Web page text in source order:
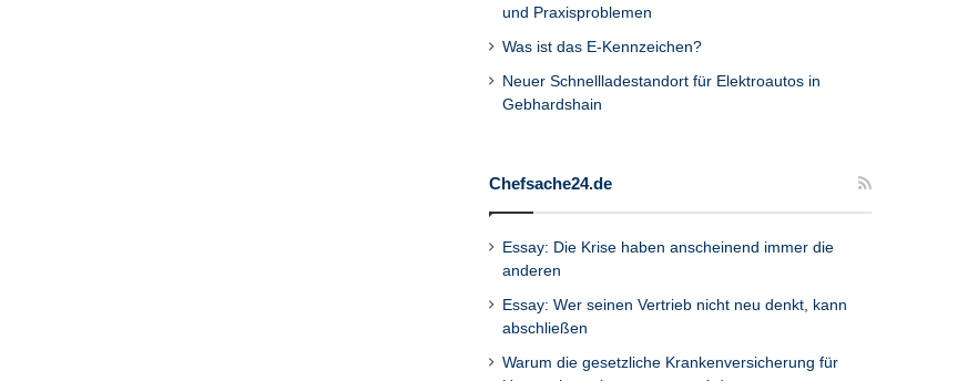
und Praxisproblemen
Was ist das E-Kennzeichen?
Neuer Schnellladestandort für Elektroautos in
Gebhardshain
Chefsache24.de
Essay: Die Krise haben anscheinend immer die
anderen
Essay: Wer seinen Vertrieb nicht neu denkt, kann
abschließen
Warum die gesetzliche Krankenversicherung für